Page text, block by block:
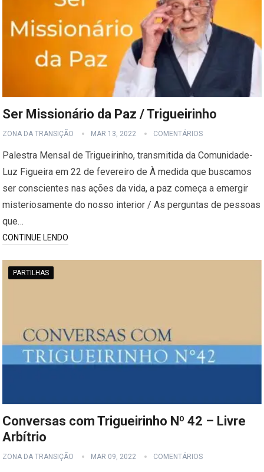
Ser Missionário da Paz / Trigueirinho
ZONA DA TRANSIÇÃO MAR 13, 2022 COMENTÁRIOS
Palestra Mensal de Trigueirinho, transmitida da Comunidade-
Luz Figueira em 22 de fevereiro de À medida que buscamos
ser conscientes nas ações da vida, a paz começa a emergir
misteriosamente do nosso interior / As perguntas de pessoas
que…
CONTINUE LENDO
PARTILHAS
Conversas com Trigueirinho Nº 42 – Livre
Arbítrio
ZONA DA TRANSIÇÃO MAR 09, 2022 COMENTÁRIOS